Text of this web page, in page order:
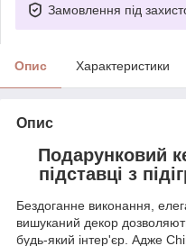
Замовлення під
Опис Характеристики
Опис
Подарунковий
підставці з
Бездоганне виконання,
вишуканий декор
будь-який інтер'єр. Адже